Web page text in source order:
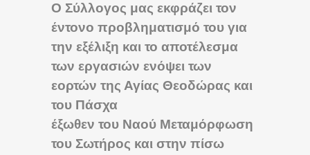
Ο Σύλλογος μας εκφράζει τον
έντονο προβληματισμό του για
την εξέλιξη και το αποτέλεσμα
των εργασιών ενόψει των
εορτών της Αγίας Θεοδώρας και
του Πάσχα
έξωθεν του Ναού Μεταμόρφωση
του Σωτήρος και στην πίσω